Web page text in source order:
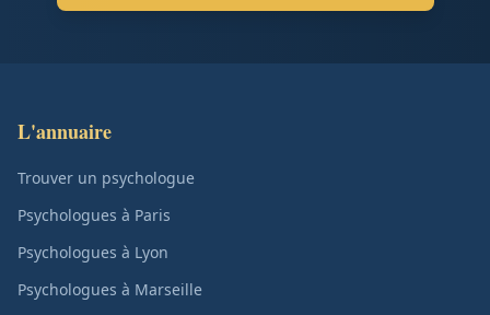
L'annuaire
Trouver un psychologue
Psychologues à Paris
Psychologues à Lyon
Psychologues à Marseille